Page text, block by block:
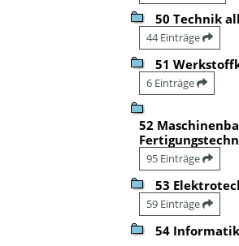
50 Technik
44 Einträge
51
6 Einträge
52
95 Einträge
53
59 Einträge
54 Informatik